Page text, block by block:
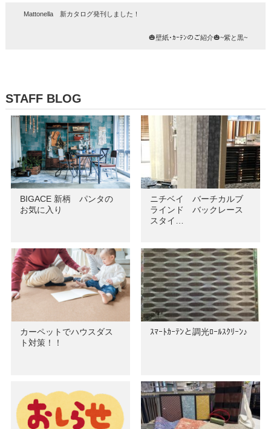
Mattonella 新カタログ発刊しました！
🎃壁紙･ｶｰﾃﾝのご紹介🎃~紫と黒~
STAFF BLOG
BIGACE 新柄 パンタの
お気に入り
ニチベイ バーチカルブ
ラインド バックレース
スタイ…
カーペットでハウスダス
ト対策！！
ｽﾏｰﾄｶｰﾃﾝと調光ﾛｰﾙｽｸﾘｰﾝ♪